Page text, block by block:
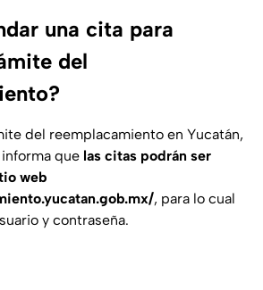
una cita para
del
del reemplacamiento en Yucatán,
que las citas podrán ser
web
, para lo cual
y contraseña.